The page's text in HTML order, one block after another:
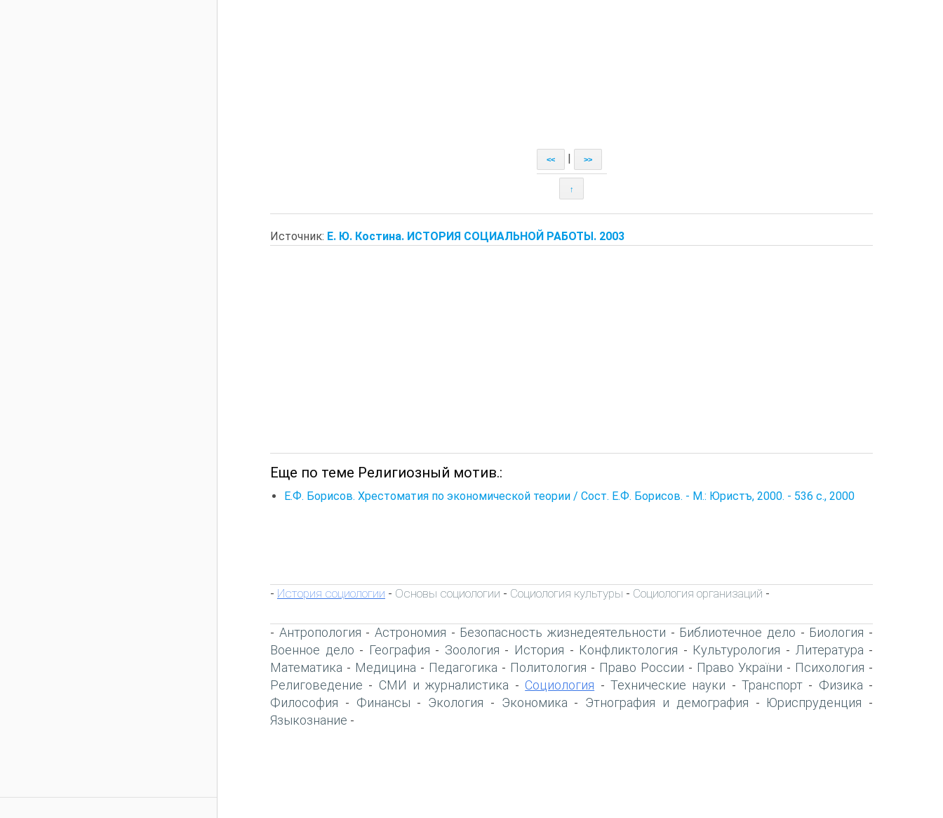
<< >>
↑
Источник: Е. Ю. Костина. ИСТОРИЯ СОЦИАЛЬНОЙ РАБОТЫ. 2003
Еще по теме Религиозный мотив.:
Е.Ф. Борисов. Хрестоматия по экономической теории / Сост. Е.Ф. Борисов. - М.: Юристъ, 2000. - 536 с., 2000
- История социологии - Основы социологии - Социология культуры - Социология организаций -
- Антропология -Астрономия - Безопасность жизнедеятельности - Библиотечное дело - Биология -
Военное дело - География - Зоология - История - Конфликтология - Культурология - Литература -
Математика - Медицина - Педагогика - Политология - Право России - Право України - Психология -
Религоведение - СМИ и журналистика - Социология - Технические науки - Транспорт- Физика -
Философия - Финансы - Экология - Экономика - Этнография и демография - Юриспруденция -
Языкознание -